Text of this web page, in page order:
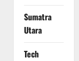
Sumatra
Utara
Tech